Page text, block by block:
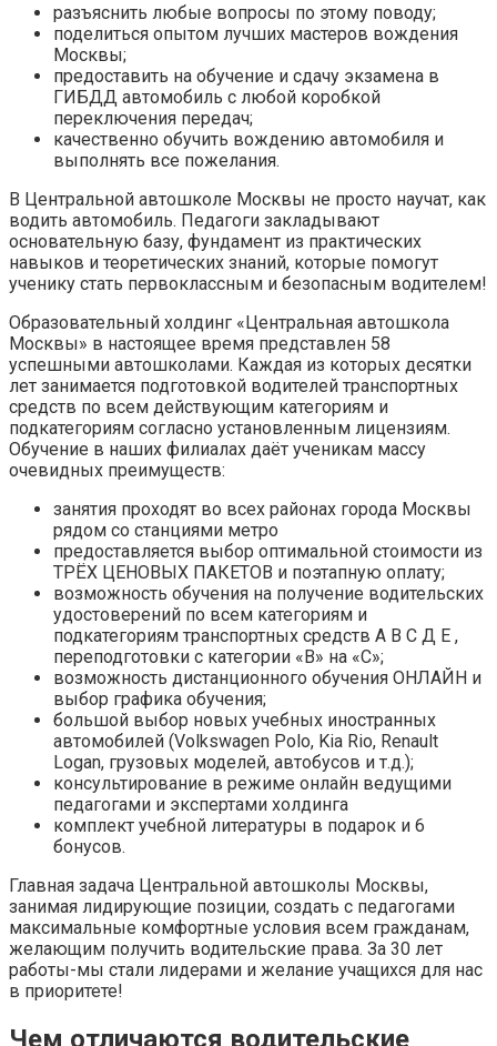
разъяснить любые вопросы по этому поводу;
поделиться опытом лучших мастеров вождения
Москвы;
предоставить на обучение и сдачу экзамена в
ГИБДД автомобиль с любой коробкой
переключения передач;
качественно обучить вождению автомобиля и
выполнять все пожелания.
В Центральной автошколе Москвы не просто научат, как
водить автомобиль. Педагоги закладывают
основательную базу, фундамент из практических
навыков и теоретических знаний, которые помогут
ученику стать первоклассным и безопасным водителем!
Образовательный холдинг «Центральная автошкола
Москвы» в настоящее время представлен 58
успешными автошколами. Каждая из которых десятки
лет занимается подготовкой водителей транспортных
средств по всем действующим категориям и
подкатегориям согласно установленным лицензиям.
Обучение в наших филиалах даёт ученикам массу
очевидных преимуществ:
занятия проходят во всех районах города Москвы
рядом со станциями метро
предоставляется выбор оптимальной стоимости из
ТРЁХ ЦЕНОВЫХ ПАКЕТОВ и поэтапную оплату;
возможность обучения на получение водительских
удостоверений по всем категориям и
подкатегориям транспортных средств А В С Д Е ,
переподготовки с категории «В» на «С»;
возможность дистанционного обучения ОНЛАЙН и
выбор графика обучения;
большой выбор новых учебных иностранных
автомобилей (Volkswagen Polo, Kia Rio, Renault
Logan, грузовых моделей, автобусов и т.д.);
консультирование в режиме онлайн ведущими
педагогами и экспертами холдинга
комплект учебной литературы в подарок и 6
бонусов.
Главная задача Центральной автошколы Москвы,
занимая лидирующие позиции, создать с педагогами
максимальные комфортные условия всем гражданам,
желающим получить водительские права. За 30 лет
работы-мы стали лидерами и желание учащихся для нас
в приоритете!
Чем отличаются водительские